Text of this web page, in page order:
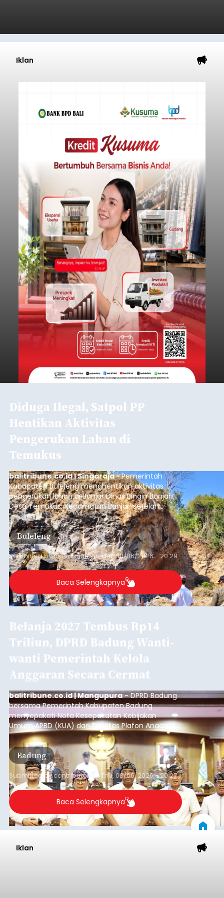
Iklan
Diduga Ilegal, Satpol PP
Hentikan Aktivitas
Pengerukan Lahan di
Temukus
balitribune.co.id I Singaraja -Pemerintah
Kabupaten Buleleng menghentikan aktivitas
pengerukan lahan di Banjar Dinas Bingin Banjah,
Desa Temukus, Kecamatan Banjar, setelah
ditemukan indikasi kegiatan pengambilan
material yang tidak sesuai dengan peruntukan
kawasan.
Buleleng
Submitted bycontributoronThu, 08/06/2026 - 20:29
Baca Selengkapnya
Belanja 2027 Tembus Rp14
Triliun, DPRD Badung Wanti-
wanti Pemerintah Kelola
Anggaran Secara Cermat
balitribune.co.id | Mangupura- DPRD Badung
bersama Pemerintah Kabupaten Badung
menyepakati Nota Kesepakatan Kebijakan
Umum APBD (KUA) dan Prioritas Plafon Anggaran
Sementara (PPAS) Tahun Anggaran 2027 dalam
rapat paripurna yang digelar di Gedung DPRD
Badung, Kamis (6/8/2026).
Badung
Submitted bycontributor onThu, 08/06/2026 - 20:27
Baca Selengkapnya
Iklan